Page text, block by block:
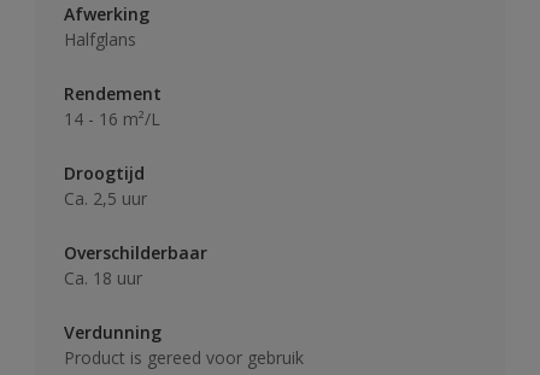
Afwerking
Halfglans
Rendement
14 - 16 m²/L
Droogtijd
Ca. 2,5 uur
Overschilderbaar
Ca. 18 uur
Verdunning
Product is gereed voor gebruik